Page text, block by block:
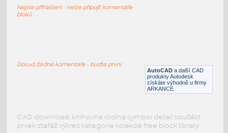
DWG Výkresové prvky
AutoCAD a další CAD
produkty Autodesk
získáte výhodně u firmy
ARKANCE
Nejste přihlášeni - nelze připojit komentáře
bloků
Dosud žádné komentáře - buďte první
CAD download: knihovna rodina symbol detail součást
prvek stafáž výkres kategorie kolekce free block library